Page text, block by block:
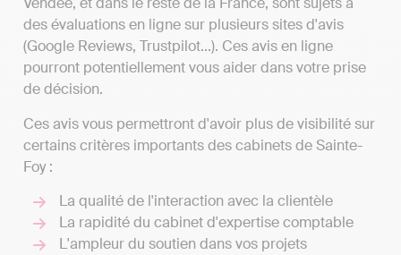
des évaluations en ligne sur plusieurs sites d'avis
(Google Reviews, Trustpilot...). Ces avis en ligne
pourront potentiellement vous aider dans votre prise
de décision.
Ces avis vous permettront d'avoir plus de visibilité sur
certains critères importants des cabinets de Sainte-
Foy :
La qualité de l'interaction avec la clientèle
La rapidité du cabinet d'expertise comptable
L'ampleur du soutien dans vos projets